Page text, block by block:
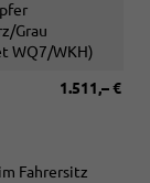
Grau
WQ7/WKH)
1.511,– €
Fahrersitz